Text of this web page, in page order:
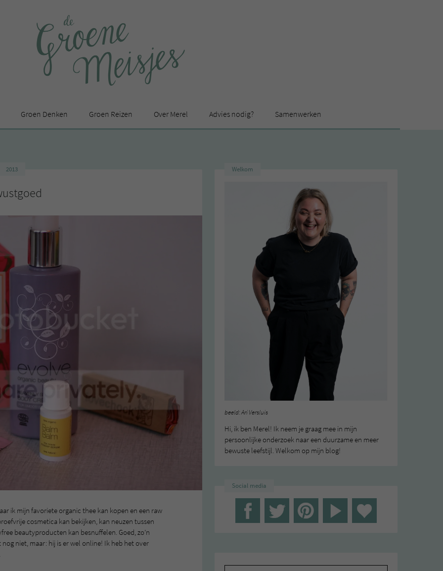
Groen Denken Groen Reizen Over Merel Advies nodig? Samenwerken
2013
ik mijn favoriete organic thee kan kopen en een raw
cosmetica kan bekijken, kan neuzen tussen
beautyproducten kan besnuffelen. Goed, zo’n
niet, maar: hij is er wel online! Ik heb het over
Welkom
beeld: Ari Versluis
Hi, ik ben Merel! Ik neem je graag mee in mijn
persoonlijke onderzoek naar een duurzame en meer
bewuste leefstijl. Welkom op mijn blog!
Social media